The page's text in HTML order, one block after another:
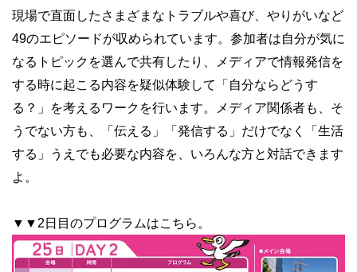
現場で直面したさまざまなトラブルや喜び、やりがいなど
49のエピソードが収められています。参加者は自分が気に
なるトピックを選んで共有したり、メディアで情報発信を
する時に起こる内容を疑似体験して「自分ならどうす
る？」を考えるワークを行います。メディア関係者も、そ
うでない方も、「伝える」「発信する」だけでなく「生活
する」うえでも必要な内容を、いろんな方と対話できます
よ。
▼▼2日目のプログラムはこちら。